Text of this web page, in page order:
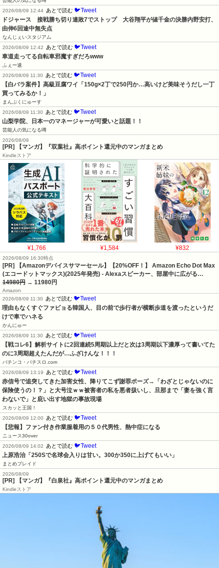
2026/08/09 12:44 あとで読む 🐦Tweet
ドジャース　接戦勝ち切り連敗7でストップ　大谷翔平が値千金の決勝内野安打、
由伸6回途中無失点
なんじぇいスタジアム
2026/08/09 12:42
あとで読む 🐦Tweet
車道走ってる自転車邪魔すぎだろwww
ふぇー速
2026/08/09 11:30
あとで読む 🐦Tweet
【白バラ案件】高級豆腐ワイ「150g×2丁で250円か…高いけど美味そうだし一丁
買ってみるか！」
まんぷくにゅーす
2026/08/09 11:30
あとで読む 🐦Tweet
山梨学院、日本一のマネージャーが可愛いと話題！！
芸能人の気になる噂
2026/08/09
[PR] 【マンガ】『双葉社』高ポイント還元中のマンガまとめ
Kindleストア
¥1,766 ¥1,584 ¥832
2026/08/09 16:30時点
[PR] 【Amazonデバイスサマーセール】【20%OFF！】 Amazon Echo Dot Max
(エコードットマックス)(2025年発売) - Alexaスピーカー、部屋中に広がる…
14980円 → 11980円
Amazon
2026/08/09 11:30
あとで読む 🐦Tweet
理由もなくすぐファビョる韓国人、目の前で歩行者が横断歩道を渡ったというだ
けで車でハネる
かんにゅー
2026/08/09 11:30
あとで読む 🐦Tweet
【戦コレ6】解析サイトに2回連続5周期以上だと次は3周期以下濃厚って書いてた
のに3周期超えたんだが…ふざけんな！！！
パチンコ・パチスロ.com
2026/08/09 13:19
あとで読む 🐦Tweet
赤信号で追突してきた加害女性、降りてこず謝罪ポーズ→「わざとじゃないのに
保険使うの！？」と大号泣ｗｗ被害者の私を悪者扱いし、旦那まで「妻を強く言
わないで」と庇い出す地獄の事故現場
スカッと王国！
2026/08/09 12:00
あとで読む 🐦Tweet
【悲報】ファン付き作業服着用の５０代男性、熱中症になる
ニュース30over
2026/08/09 14:02
あとで読む 🐦Tweet
上原浩治「250Sで名球会入りは甘い。300か350に上げてもいい」
まとめブレイド
2026/08/09
[PR] 【マンガ】『白泉社』高ポイント還元中のマンガまとめ
Kindleストア